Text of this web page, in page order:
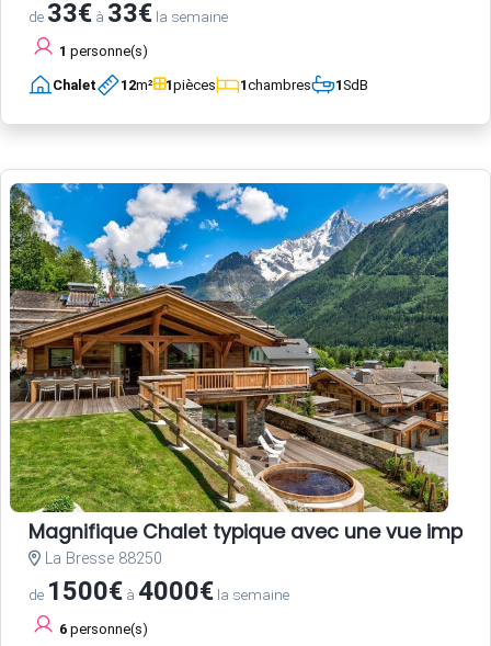
de 33€ à 33€ la semaine
1 personne(s)
Chalet 12m² 1pièces 1chambres 1SdB
Magnifique Chalet typique avec une vue
La Bresse 88250
de 1500€ à 4000€ la semaine
6 personne(s)